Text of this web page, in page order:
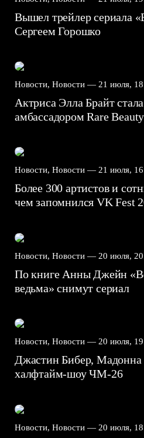
Вышел трейлер сериала
Сергеем Горошко
Новости, Новости — 21 июля,
Актриса Элла Брайт
амбассадором Rare Beauty
Новости, Новости — 21 июля,
Более 300 артистов и
чем запомнился VK Fest
Новости, Новости — 20 июля,
По книге Анны Джейн
ведьма» снимут сериал
Новости, Новости — 20 июля,
Джастин Бибер, Мадонна
халфтайм-шоу ЧМ-26
Новости, Новости — 20 июля,